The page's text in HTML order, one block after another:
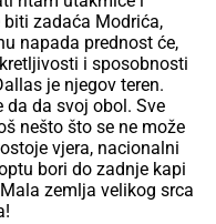
zadaća Modrića,
napada prednost će,
i sposobnosti
je njegov teren.
da da svoj obol. Sve
nešto što se ne može
vjera, nacionalni
bori do zadnje kapi
zemlja velikog srca